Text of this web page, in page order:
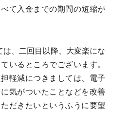
て入金までの期間の短縮が
、二回目以降、大変楽にな
いるところでございます。
軽減につきましては、電子
気がついたことなどを改善
だきたいというふうに要望